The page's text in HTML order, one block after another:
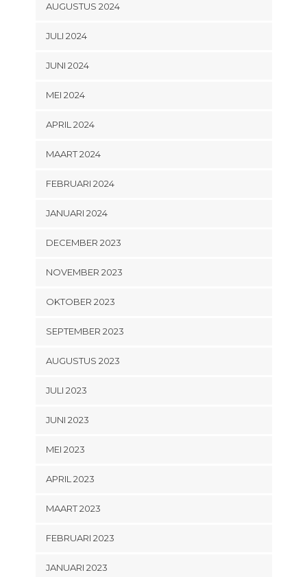
AUGUSTUS 2024
JULI 2024
JUNI 2024
MEI 2024
APRIL 2024
MAART 2024
FEBRUARI 2024
JANUARI 2024
DECEMBER 2023
NOVEMBER 2023
OKTOBER 2023
SEPTEMBER 2023
AUGUSTUS 2023
JULI 2023
JUNI 2023
MEI 2023
APRIL 2023
MAART 2023
FEBRUARI 2023
JANUARI 2023